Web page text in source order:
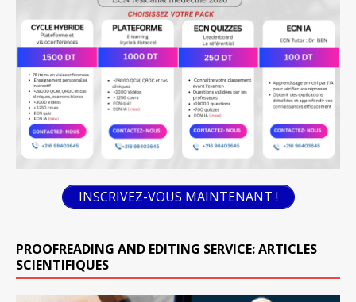
INSCRIVEZ-VOUS MAINTENANT !
PROOFREADING AND EDITING SERVICE: ARTICLES
SCIENTIFIQUES